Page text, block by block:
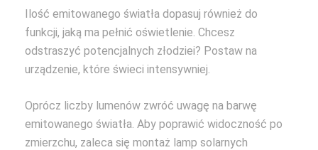
Ilość emitowanego światła dopasuj również do
funkcji, jaką ma pełnić oświetlenie. Chcesz
odstraszyć potencjalnych złodziei? Postaw na
urządzenie, które świeci intensywniej.
Oprócz liczby lumenów zwróć uwagę na barwę
emitowanego światła. Aby poprawić widoczność po
zmierzchu, zaleca się montaż lamp solarnych